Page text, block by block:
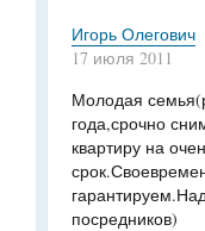
Игорь Олегович
17 июля 2011
Молодая
года,срочно
квартиру на
посредников)